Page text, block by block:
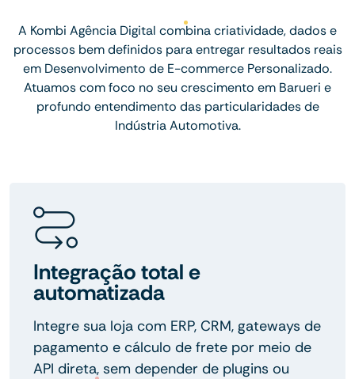
A Kombi Agência Digital combina criatividade, dados e
processos bem definidos para entregar resultados reais
em Desenvolvimento de E-commerce Personalizado.
Atuamos com foco no seu crescimento em Barueri e
profundo entendimento das particularidades de
Indústria Automotiva.
Integração total e
automatizada
Integre sua loja com ERP, CRM, gateways de
pagamento e cálculo de frete por meio de
API direta, sem depender de plugins ou